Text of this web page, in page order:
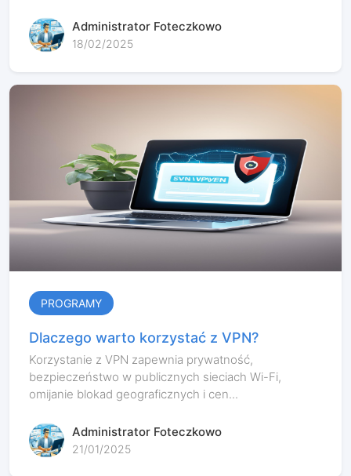
Administrator Foteczkowo
18/02/2025
PROGRAMY
Dlaczego warto korzystać z VPN?
Korzystanie z VPN zapewnia prywatność,
bezpieczeństwo w publicznych sieciach Wi-Fi,
omijanie blokad geograficznych i cen...
Administrator Foteczkowo
21/01/2025